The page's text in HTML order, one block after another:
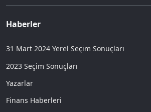
Haberler
31 Mart 2024 Yerel Seçim Sonuçları
2023 Seçim Sonuçları
Yazarlar
Finans Haberleri